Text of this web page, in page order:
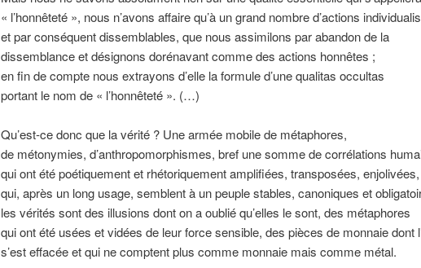
« l’honnêteté », nous n’avons affaire qu’à un grand nombre d’actions
et par conséquent dissemblables, que nous assimilons par abandon de la
dissemblance et désignons dorénavant comme des actions honnêtes ;
en fin de compte nous extrayons d’elle la formule d’une qualitas occultas
portant le nom de « l’honnêteté ». (…)
Qu’est-ce donc que la vérité ? Une armée mobile de métaphores,
de métonymies, d’anthropomorphismes, bref une somme de corrélations
qui ont été poétiquement et rhétoriquement amplifiées, transposées,
qui, après un long usage, semblent à un peuple stables, canoniques et
les vérités sont des illusions dont on a oublié qu’elles le sont, des métaphores
qui ont été usées et vidées de leur force sensible, des pièces de monnaie dont
s’est effacée et qui ne comptent plus comme monnaie mais comme métal.